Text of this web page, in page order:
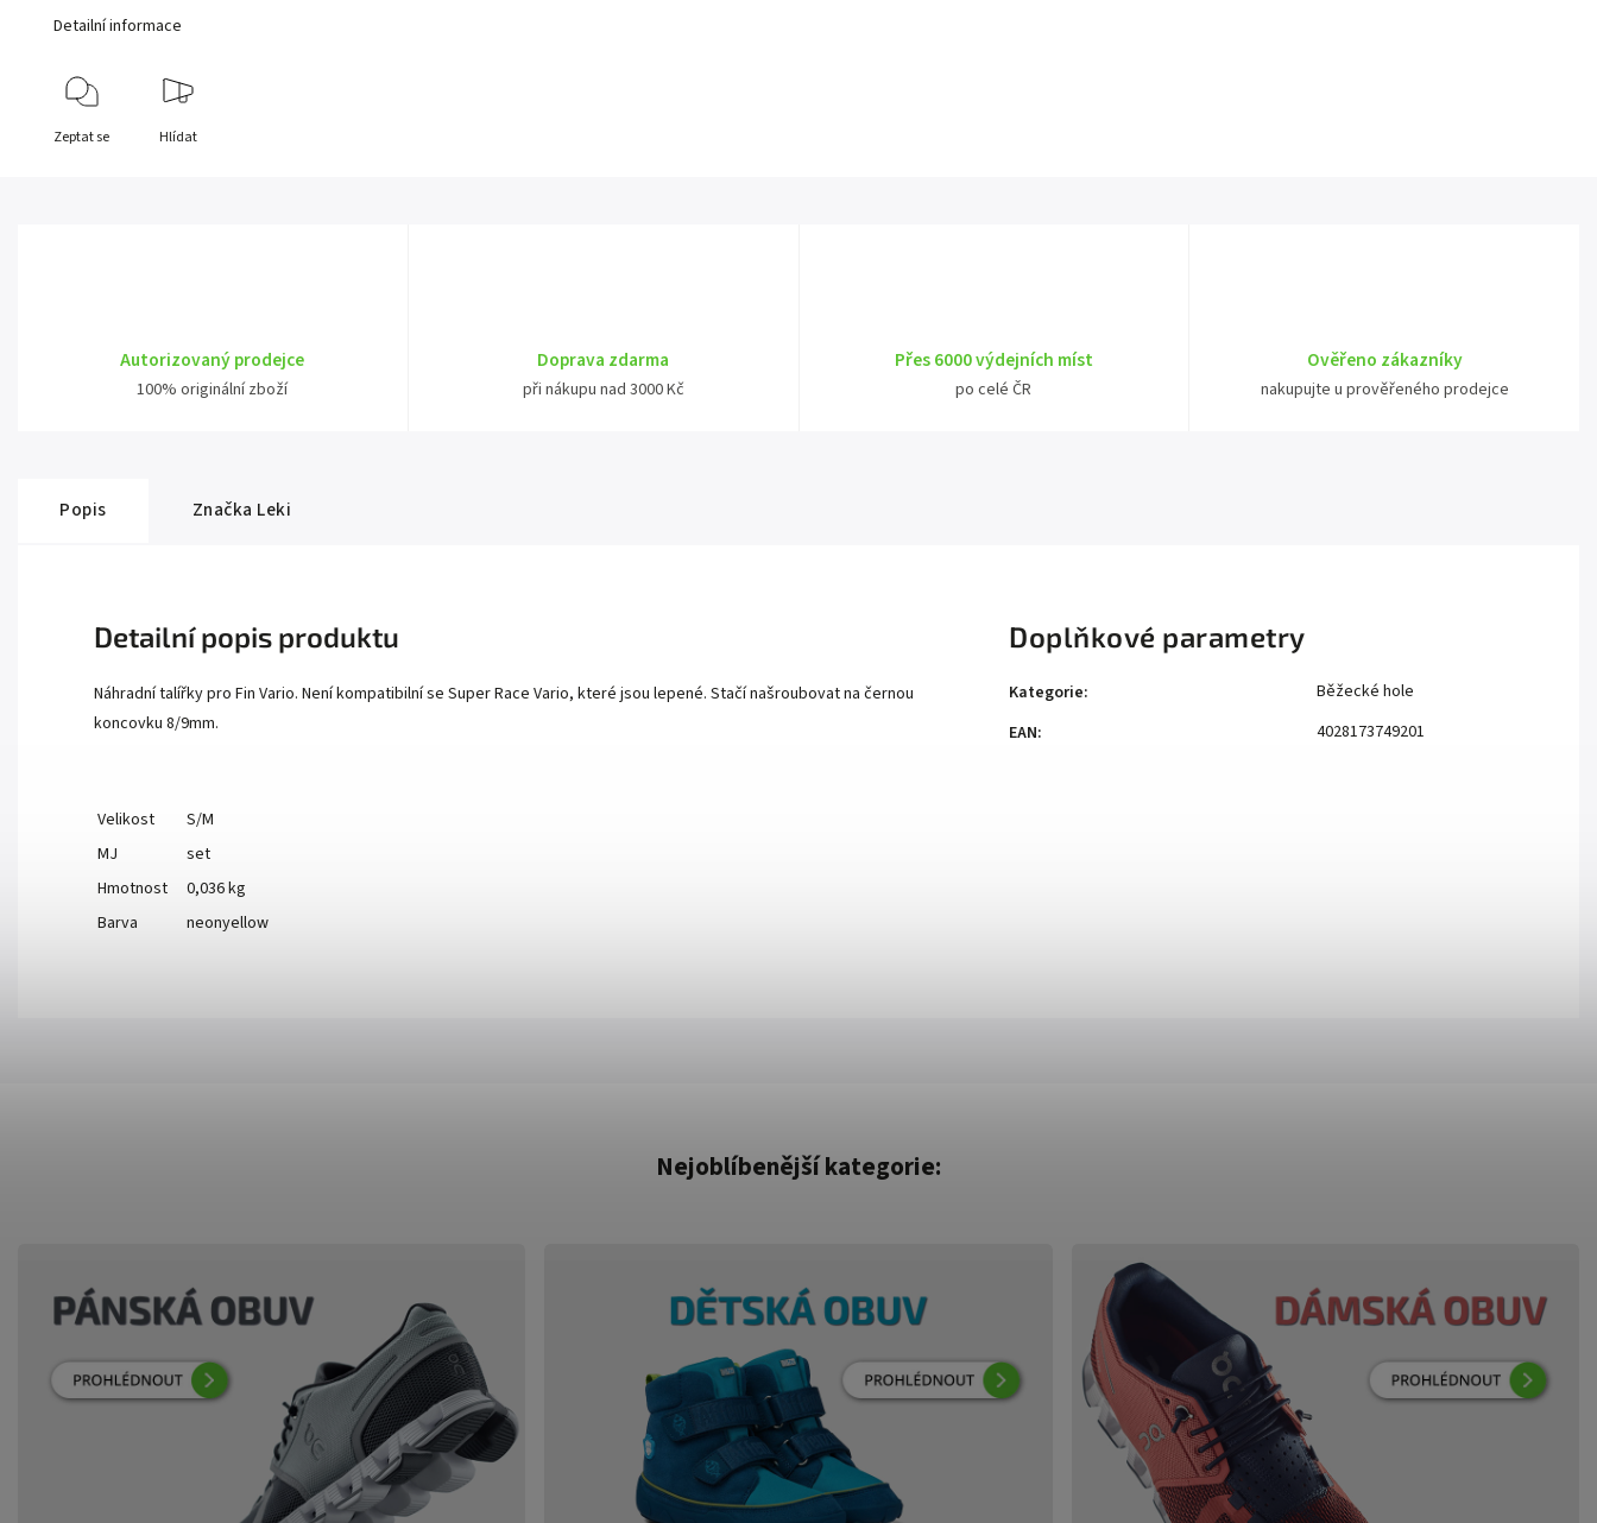
Detailní informace
Zeptat se Hlídat
Autorizovaný prodejce
100% originální zboží
Doprava zdarma
při nákupu nad 3000 Kč
Přes 6000 výdejních míst
po celé ČR
Ověřeno zákazníky
nakupujte u prověřeného prodejce
Popis Značka Leki
Detailní popis produktu
Náhradní talířky pro Fin Vario. Není kompatibilní se Super Race Vario, které jsou lepené. Stačí našroubovat na černou
koncovku 8/9mm.
Velikost
S/M
MJ
set
Hmotnost
0,036 kg
Barva
neonyellow
Doplňkové parametry
Kategorie:
Běžecké hole
EAN: 4028173749201
Nejoblíbenější kategorie: